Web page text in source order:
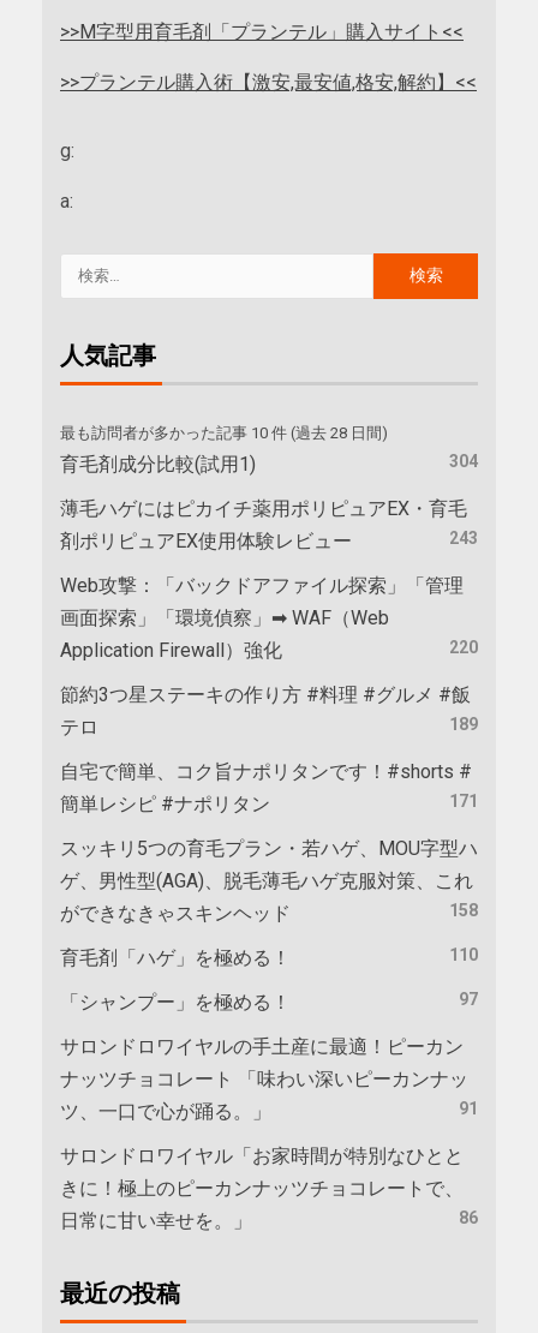
>>M字型用育毛剤「プランテル」購入サイト<<
>>プランテル購入術【激安,最安値,格安,解約】<<
g:
a:
人気記事
最も訪問者が多かった記事 10 件 (過去 28 日間)
育毛剤成分比較(試用1) 304
薄毛ハゲにはピカイチ薬用ポリピュアEX・育毛
剤ポリピュアEX使用体験レビュー
243
Web攻撃：「バックドアファイル探索」「管理
画面探索」「環境偵察」➡ WAF（Web
Application Firewall）強化
220
節約3つ星ステーキの作り方 #料理 #グルメ #飯
テロ
189
自宅で簡単、コク旨ナポリタンです！#shorts #
簡単レシピ #ナポリタン
171
スッキリ5つの育毛プラン・若ハゲ、MOU字型ハ
ゲ、男性型(AGA)、脱毛薄毛ハゲ克服対策、これ
ができなきゃスキンヘッド
158
育毛剤「ハゲ」を極める！ 110
「シャンプー」を極める！ 97
サロンドロワイヤルの手土産に最適！ピーカン
ナッツチョコレート 「味わい深いピーカンナッ
ツ、一口で心が踊る。」
91
サロンドロワイヤル「お家時間が特別なひとと
きに！極上のピーカンナッツチョコレートで、
日常に甘い幸せを。」
86
最近の投稿